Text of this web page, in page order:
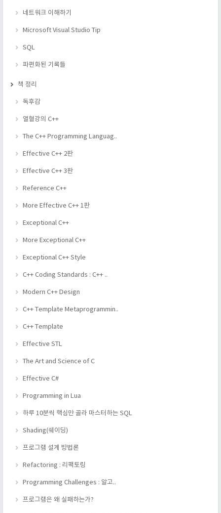
네트워크 이해하기
Microsoft Visual Studio Tip
SQL
파편화된 기록들
책 정리
독후감
열혈강의 C++
The C++ Programming Languag..
Effective C++ 2판
Effective C++ 3판
Reference C++
More Effective C++ 1판
Exceptional C++
More Exceptional C++
Exceptional C++ Style
C++ Coding Standards : C++ ..
Modern C++ Design
C++ Template Metaprogrammin..
C++ Template
Effective STL
The Art and Science of C
Effective C#
Programming in Lua
하루 10분씩 핵심만 골라 마스터하는 SQL
Shading(쉐이딩)
프로그램 설계 방법론
Refactoring : 리팩토링
Programming Challenges : 알고..
프로그램은 왜 실패하는가?